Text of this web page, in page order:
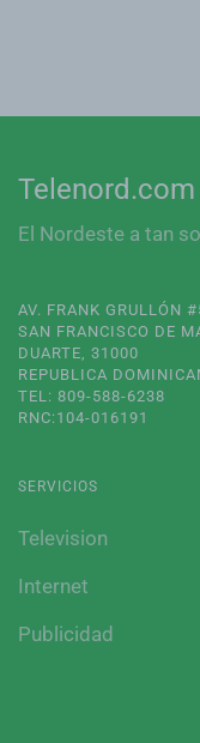
Telenord.com
El Nordeste a tan
AV. FRANK GRULLÓN
SAN FRANCISCO DE
DUARTE, 31000
REPUBLICA
TEL: 809-588-6238
RNC:104-016191
SERVICIOS
Television
Internet
Publicidad